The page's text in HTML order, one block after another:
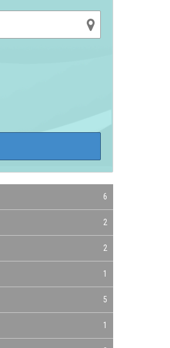
6
2
2
1
5
1